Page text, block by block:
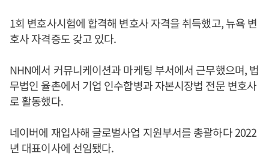
1회 변호사시험에 합격해 변호사 자격을 취득했고, 뉴욕 변
호사 자격증도 갖고 있다.
NHN에서 커뮤니케이션과 마케팅 부서에서 근무했으며, 법
무법인 율촌에서 기업 인수합병과 자본시장법 전문 변호사
로 활동했다.
네이버에 재입사해 글로벌사업 지원부서를 총괄하다 2022
년 대표이사에 선임됐다.